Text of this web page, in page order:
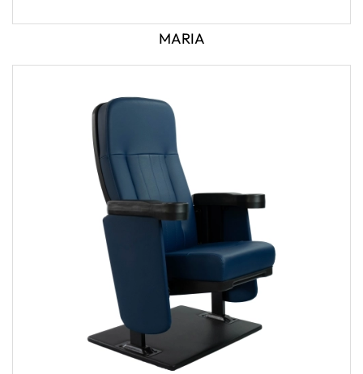
MARIA